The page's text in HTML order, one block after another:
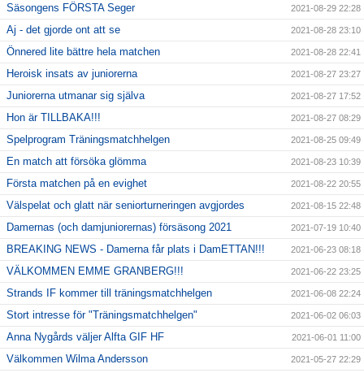
Säsongens FÖRSTA Seger 2021-08-29 22:28
Aj - det gjorde ont att se 2021-08-28 23:10
Önnered lite bättre hela matchen 2021-08-28 22:41
Heroisk insats av juniorerna 2021-08-27 23:27
Juniorerna utmanar sig själva 2021-08-27 17:52
Hon är TILLBAKA!!! 2021-08-27 08:29
Spelprogram Träningsmatchhelgen 2021-08-25 09:49
En match att försöka glömma 2021-08-23 10:39
Första matchen på en evighet 2021-08-22 20:55
Välspelat och glatt när seniorturneringen avgjordes 2021-08-15 22:48
Damernas (och damjuniorernas) försäsong 2021 2021-07-19 10:40
BREAKING NEWS - Damerna får plats i DamETTAN!!! 2021-06-23 08:18
VÄLKOMMEN EMME GRANBERG!!! 2021-06-22 23:25
Strands IF kommer till träningsmatchhelgen 2021-06-08 22:24
Stort intresse för "Träningsmatchhelgen" 2021-06-02 06:03
Anna Nygårds väljer Alfta GIF HF 2021-06-01 11:00
Välkommen Wilma Andersson 2021-05-27 22:29